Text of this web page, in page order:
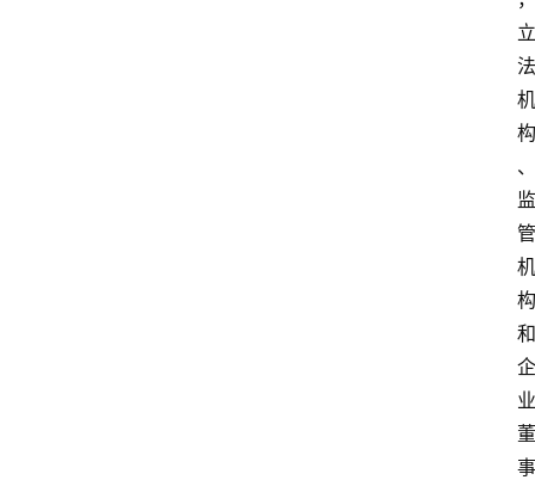
立
法
机
构
、
监
管
机
构
和
企
业
董
事